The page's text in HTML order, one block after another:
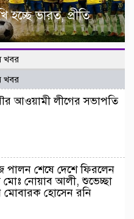
হচ্ছে ভারত, প্রীতি
খবর
খবর
আওয়ামী লীগের সভাপতি
পালন শেষে দেশে ফিরলেন
মোঃ নোয়াব আলী, শুভেচ্ছা
মোবারক হোসেন রনি